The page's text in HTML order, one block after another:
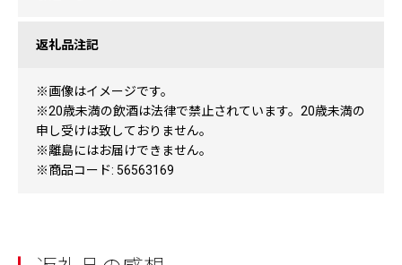
返礼品注記
※画像はイメージです。
※20歳未満の飲酒は法律で禁止されています。20歳未満の
申し受けは致しておりません。
※離島にはお届けできません。
※商品コード: 56563169